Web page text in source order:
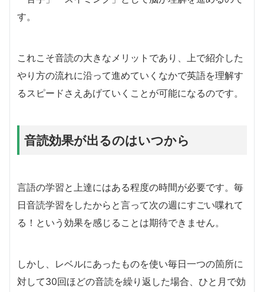
す。
これこそ音読の大きなメリットであり、上で紹介した
やり方の流れに沿って進めていくなかで英語を理解す
るスピードさえあげていくことが可能になるのです。
音読効果が出るのはいつから
言語の学習と上達にはある程度の時間が必要です。毎
日音読学習をしたからと言って次の週にすごい喋れて
る！という効果を感じることは期待できません。
しかし、レベルにあったものを使い毎日一つの箇所に
対して30回ほどの音読を繰り返した場合、ひと月で効